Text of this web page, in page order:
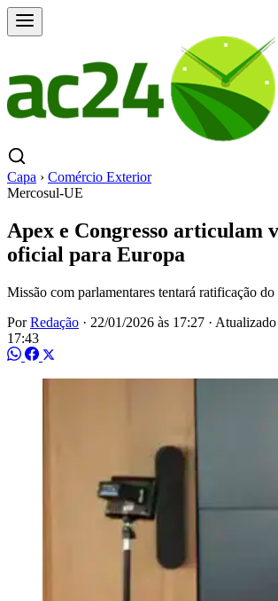
Capa › Comércio Exterior
Mercosul-UE
Apex e Congresso articulam
oficial para Europa
Missão com parlamentares tentará ratificação do
PorRedação · 22/01/2026 às 17:27 ·
17:43